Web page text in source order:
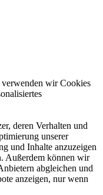
wir Cookies
deren Verhalten und
unserer
und Inhalte anzuzeigen
Außerdem können wir
abgleichen und
anzeigen, nur wenn